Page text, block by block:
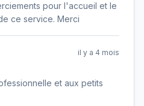
pour l'accueil et le
ce service. Merci
il y a 4 mois
et aux petits